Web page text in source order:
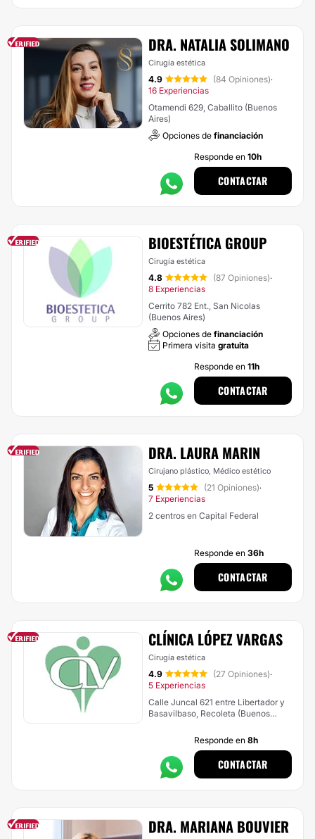
DRA. NATALIA SOLIMANO
Cirugía estética
4.9 (84 Opiniones)·
16 Experiencias
Otamendi 629, Caballito (Buenos
Aires)
Opciones de financiación
Responde en 10h
CONTACTAR
BIOESTÉTICA GROUP
Cirugía estética
4.8 (87 Opiniones)·
8 Experiencias
Cerrito 782 Ent., San Nicolas
(Buenos Aires)
Opciones de financiación
Primera visita gratuita
Responde en 11h
CONTACTAR
DRA. LAURA MARIN
Cirujano plástico, Médico estético
5 (21 Opiniones)·
7 Experiencias
2 centros en Capital Federal
Responde en 36h
CONTACTAR
CLÍNICA LÓPEZ VARGAS
Cirugía estética
4.9 (27 Opiniones)·
5 Experiencias
Calle Juncal 621 entre Libertador y
Basavilbaso, Recoleta (Buenos
Responde en 8h
CONTACTAR
DRA. MARIANA BOUVIER